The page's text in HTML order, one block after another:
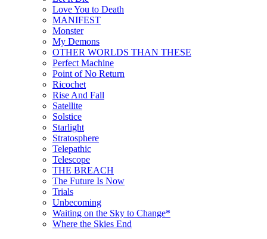
Love You to Death
MANIFEST
Monster
My Demons
OTHER WORLDS THAN THESE
Perfect Machine
Point of No Return
Ricochet
Rise And Fall
Satellite
Solstice
Starlight
Stratosphere
Telepathic
Telescope
THE BREACH
The Future Is Now
Trials
Unbecoming
Waiting on the Sky to Change*
Where the Skies End